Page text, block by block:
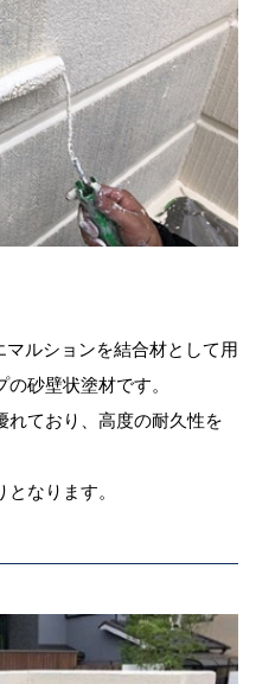
ルションを結合材として用
砂壁状塗材です。
れており、高度の耐久性を
なります。